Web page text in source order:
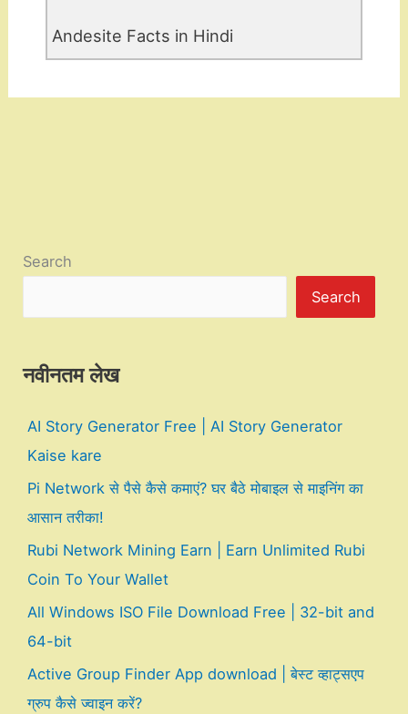
Andesite Facts in Hindi
Search
Search
नवीनतम लेख
AI Story Generator Free | AI Story Generator
Kaise kare
Pi Network से पैसे कैसे कमाएं? घर बैठे मोबाइल से माइनिंग का
आसान तरीका!
Rubi Network Mining Earn | Earn Unlimited Rubi
Coin To Your Wallet
All Windows ISO File Download Free | 32-bit and
64-bit
Active Group Finder App download | बेस्ट व्हाट्सएप
ग्रुप कैसे ज्वाइन करें?